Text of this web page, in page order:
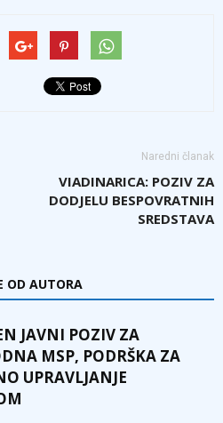
Naredni članak
VIADINARICA: POZIV ZA
DODJELU BESPOVRATNIH
SREDSTAVA
OD AUTORA
JAVNI POZIV ZA
MSP, PODRŠKA ZA
UPRAVLJANJE